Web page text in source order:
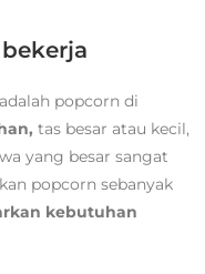
popcorn di
tas besar atau kecil,
yang besar sangat
popcorn sebanyak
kebutuhan